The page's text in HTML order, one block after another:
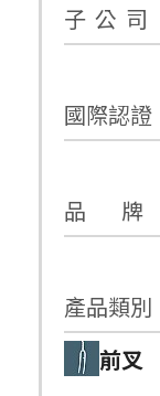
子 公 司
國際認證
品 牌
產品類別
前叉